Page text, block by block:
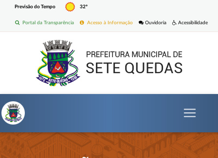
Previsão do Tempo 32º
Acessibilidade
Ouvidoria
Acesso à Informação
Portal da Transparência